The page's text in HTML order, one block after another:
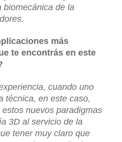
biomecánica de la
más
te encontrás en este
cuando uno
técnica, en este caso,
nuevos paradigmas
3D al servicio de la
tener muy claro que